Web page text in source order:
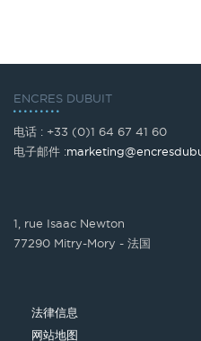
ENCRES DUBUIT
电话 : +33 (0)1 64 67 41 60
电子邮件 :
1, rue Isaac Newton
77290 Mitry-Mory - 法国
法律信息
网站地图